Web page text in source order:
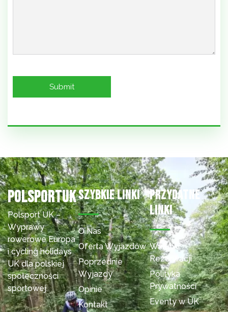
Polsportuk
Polsport UK –
Wyprawy
rowerowe Europa
i cycling holidays
UK dla polskiej
społeczności
sportowej.
Szybkie Linki
O Nas
Oferta Wyjazdów
Poprzednie
Wyjazdy
Opinie
Kontakt
Przydatne
Linki
Warunki
Rezerwacji
Polityka
Prywatności
Eventy w UK